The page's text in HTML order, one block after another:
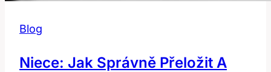
Blog
Niece: Jak Správně Přeložit A